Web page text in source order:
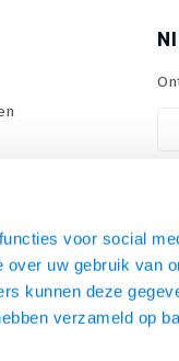
voor social
over uw gebruik van
kunnen deze
verzameld op